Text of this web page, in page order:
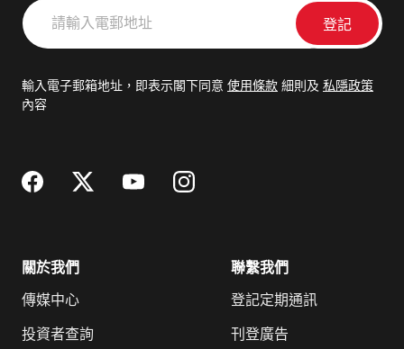
請
輸
郵
輸入電子郵箱地址，即表示閣下同意 使用條款 細則及 私隱政策
內容
關於我們
傳媒中心
投資者查詢
聯繫我們
登記定期通訊
刊登廣告